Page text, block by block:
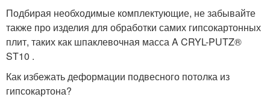
Подбирая необходимые комплектующие, не забывайте
также про изделия для обработки самих гипсокартонных
плит, таких как шпаклевочная масса A CRYL-PUTZ®
ST10 .
Как избежать деформации подвесного потолка из
гипсокартона?